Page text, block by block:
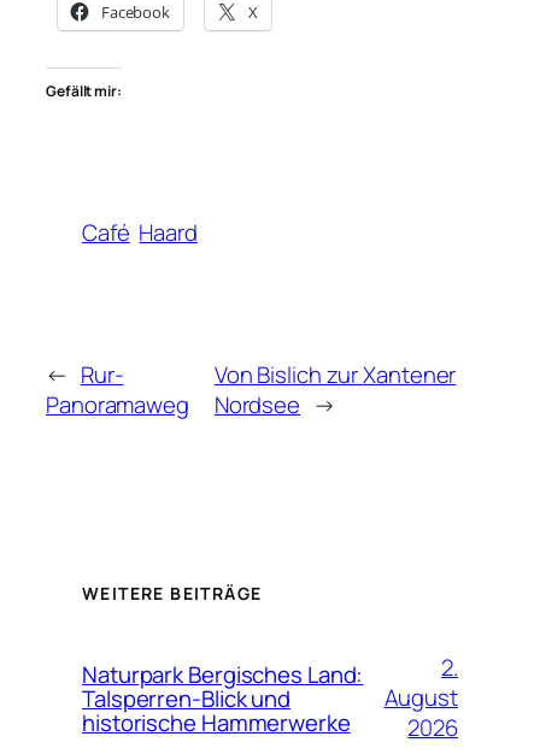
Facebook X
Gefällt mir:
Café Haard
← Rur-
Panoramaweg
Von Bislich zur Xantener
Nordsee →
WEITERE BEITRÄGE
Naturpark Bergisches Land:
Talsperren-Blick und
historische Hammerwerke
2.
August
2026